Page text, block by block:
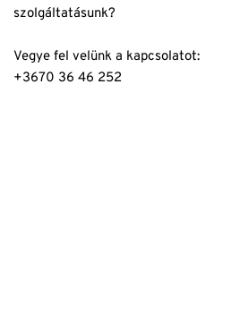
szolgáltatásunk?
Vegye fel velünk a kapcsolatot:
+3670 36 46 252